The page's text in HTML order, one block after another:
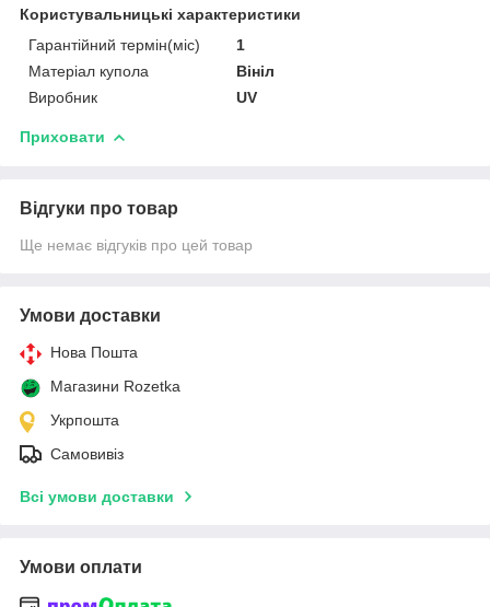
Користувальницькі характеристики
Гарантійний термін(міс)
1
Матеріал купола
Вініл
Виробник
UV
Приховати
Відгуки про товар
Ще немає відгуків про цей товар
Умови доставки
Нова Пошта
Магазини Rozetka
Укрпошта
Самовивіз
Всі умови доставки
Умови оплати